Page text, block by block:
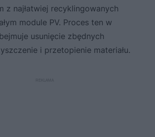
z najłatwiej recyklingowanych
module PV. Proces ten w
usunięcie zbędnych
i przetopienie materiału.